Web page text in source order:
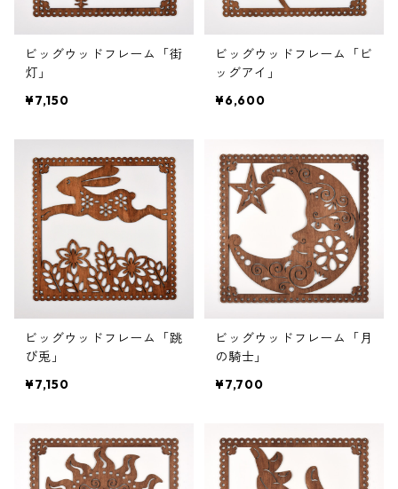
ビッグウッドフレーム「街
灯」
¥7,150
ビッグウッドフレーム「ビ
ッグアイ」
¥6,600
ビッグウッドフレーム「跳
び兎」
¥7,150
ビッグウッドフレーム「月
の騎士」
¥7,700